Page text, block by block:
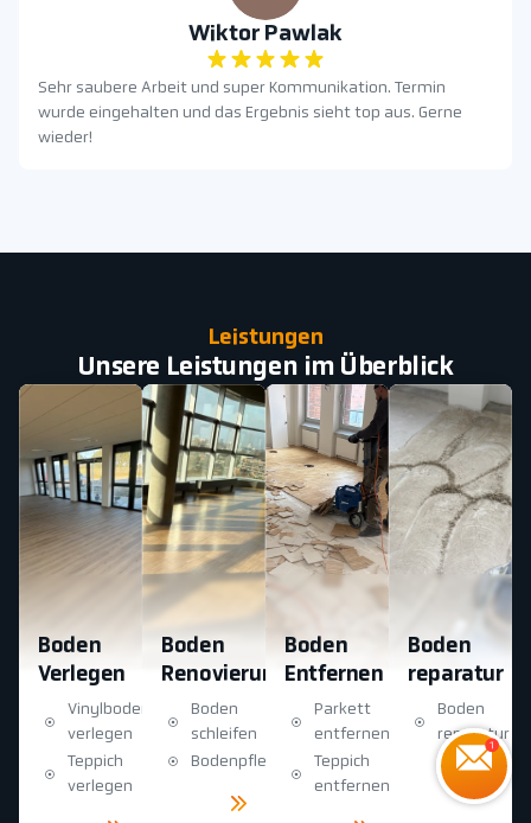
Wiktor Pawlak
Sehr saubere Arbeit und super Kommunikation. Termin
wurde eingehalten und das Ergebnis sieht top aus. Gerne
wieder!
Leistungen
Unsere Leistungen im Überblick
Boden
Verlegen
Vinylboden
verlegen
Teppich
verlegen
Boden
Renovierung
Boden
schleifen
Bodenpflege
Boden
Entfernen
Parkett
entfernen
Teppich
entfernen
Boden
reparatur
Boden
reparatur
Mehr
sehen